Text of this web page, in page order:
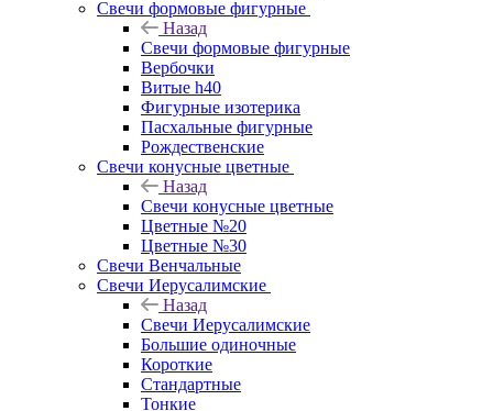
Свечи формовые фигурные
Назад
Свечи формовые фигурные
Вербочки
Витые h40
Фигурные изотерика
Пасхальные фигурные
Рождественские
Свечи конусные цветные
Назад
Свечи конусные цветные
Цветные №20
Цветные №30
Свечи Венчальные
Свечи Иерусалимские
Назад
Свечи Иерусалимские
Большие одиночные
Короткие
Стандартные
Тонкие